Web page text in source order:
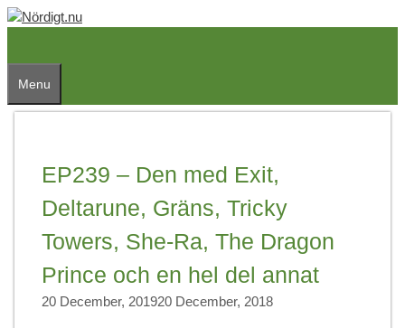
Skip
Menu
EP239 – Den med Exit,
Deltarune, Gräns, Tricky
Towers, She-Ra, The Dragon
Prince och en hel del annat
20 December, 201920 December, 2018